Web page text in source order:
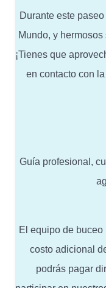
Durante este
Mundo, y
¡Tienes que
en contacto con
Guía profesional,
El equipo de
costo adicional
podrás pagar